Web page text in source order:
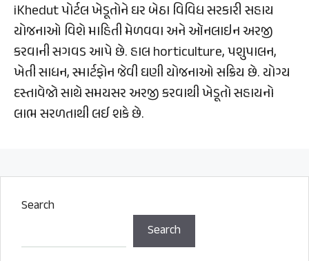
iKhedut પોર્ટલ ખેડૂતોને ઘર બેઠા વિવિધ સરકારી સહાય
યોજનાઓ વિશે માહિતી મેળવવા અને ઑનલાઇન અરજી
કરવાની સગવડ આપે છે. હાલ horticulture, પશુપાલન,
ખેતી સાધન, સ્માર્ટફોન જેવી ઘણી યોજનાઓ સક્રિય છે. યોગ્ય
દસ્તાવેજો સાથે સમયસર અરજી કરવાથી ખેડૂતો સહાયનો
લાભ સરળતાથી લઈ શકે છે.
Search
Search